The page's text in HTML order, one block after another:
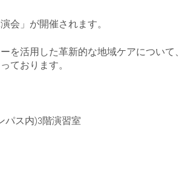
会」が開催されます。
を活用した革新的な地域ケアについて、
ております。
パス内)3階演習室